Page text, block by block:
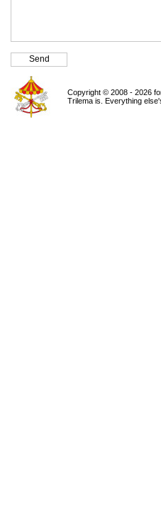
Copyright © 2008 - 2026
Trilema is. Everything